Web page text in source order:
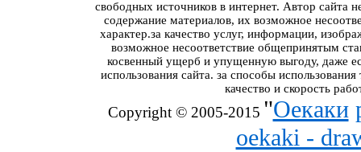
свободных источников в интернет. Автор сайта
содержание материалов, их возможное
характер.за качество услуг, информации,
возможное несоответствие общепринятым
косвенный ущерб и упущенную выгоду, даже
использования сайта. за способы
качество и скорость
Copyright © 2005-2015 "Оекаки
oekaki -